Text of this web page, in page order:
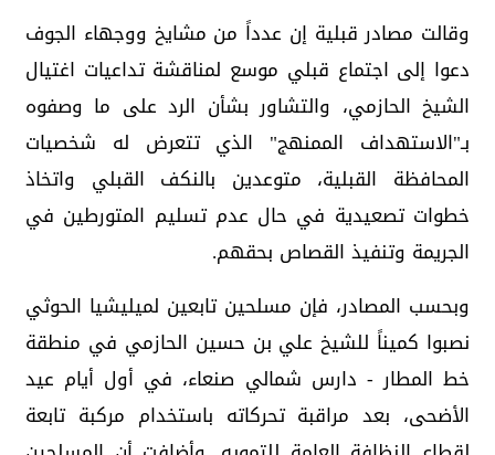
وقالت مصادر قبلية إن عدداً من مشايخ ووجهاء الجوف
دعوا إلى اجتماع قبلي موسع لمناقشة تداعيات اغتيال
الشيخ الحازمي، والتشاور بشأن الرد على ما وصفوه
بـ"الاستهداف الممنهج" الذي تتعرض له شخصيات
المحافظة القبلية، متوعدين بالنكف القبلي واتخاذ
خطوات تصعيدية في حال عدم تسليم المتورطين في
الجريمة وتنفيذ القصاص بحقهم.
وبحسب المصادر، فإن مسلحين تابعين لميليشيا الحوثي
نصبوا كميناً للشيخ علي بن حسين الحازمي في منطقة
خط المطار - دارس شمالي صنعاء، في أول أيام عيد
الأضحى، بعد مراقبة تحركاته باستخدام مركبة تابعة